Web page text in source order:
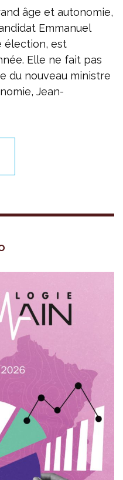
âge et autonomie,
Emmanuel
élection, est
Elle ne fait pas
du nouveau ministre
Jean-